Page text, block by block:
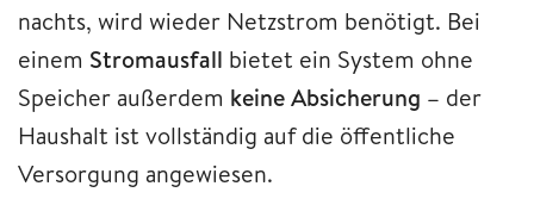
nachts, wird wieder Netzstrom benötigt. Bei
einem Stromausfall bietet ein System ohne
Speicher außerdem keine Absicherung – der
Haushalt ist vollständig auf die öffentliche
Versorgung angewiesen.